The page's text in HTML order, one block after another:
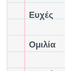
Ευχές
Ομιλία